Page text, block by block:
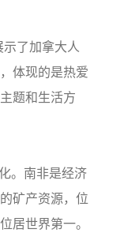
了加拿大人
体现的是热爱
题和生活方
。南非是经济
矿产资源，位
居世界第一。